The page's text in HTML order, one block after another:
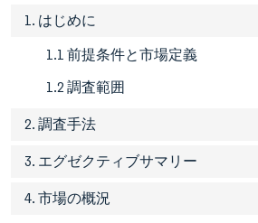
1. はじめに
1.1 前提条件と市場定義
1.2 調査範囲
2. 調査手法
3. エグゼクティブサマリー
4. 市場の概況